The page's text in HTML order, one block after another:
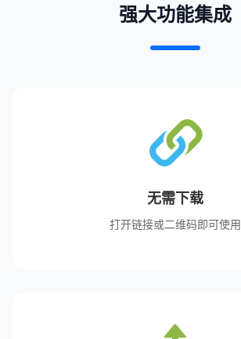
强大功能集成
无需下载
打开链接或二维码即可使用